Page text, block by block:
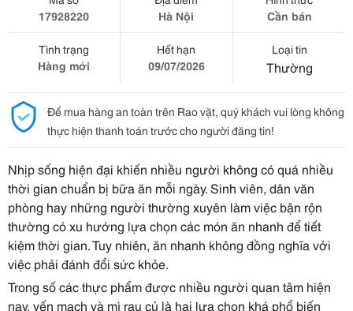
17928220
Hà Nội
Cần bán
Tình trạng
Hàng mới
Hết hạn
09/07/2026
Loại tin
Thường
Để mua hàng an toàn trên Rao vặt, quý khách vui lòng không
thực hiện thanh toán trước cho người đăng tin!
Nhịp sống hiện đại khiến nhiều người không có quá nhiều
thời gian chuẩn bị bữa ăn mỗi ngày. Sinh viên, dân văn
phòng hay những người thường xuyên làm việc bận rộn
thường có xu hướng lựa chọn các món ăn nhanh để tiết
kiệm thời gian. Tuy nhiên, ăn nhanh không đồng nghĩa với
việc phải đánh đổi sức khỏe.
Trong số các thực phẩm được nhiều người quan tâm hiện
nay, yến mạch và mì rau củ là hai lựa chọn khá phổ biến